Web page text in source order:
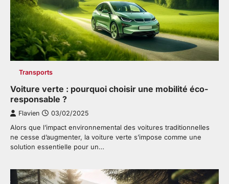
Transports
Voiture verte : pourquoi choisir une mobilité éco-
responsable ?
Flavien 03/02/2025
Alors que l’impact environnemental des voitures traditionnelles
ne cesse d’augmenter, la voiture verte s’impose comme une
solution essentielle pour un…